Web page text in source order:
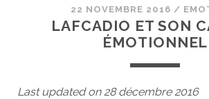
22 NOVEMBRE 2016 /
LAFCADIO ET SON
ÉMOTIONNEL
Last updated on 28 décembre 2016